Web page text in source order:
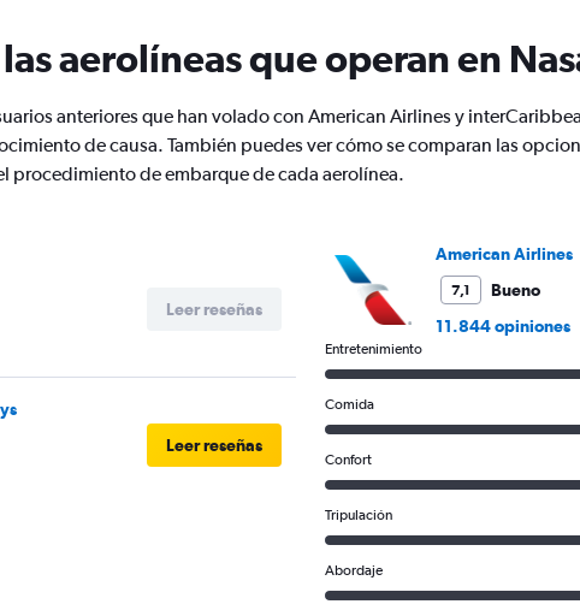
chart
has
Y
axis
displaying
aerolíneas que operan en
anteriores que han volado con American Airlines y
de causa. También puedes ver cómo se comparan las
procedimiento de embarque de cada aerolínea.
Leer reseñas
Leer reseñas
American Airlines
7,1
Bueno
11.844 opiniones
Entretenimiento
Comida
Confort
Tripulación
Abordaje